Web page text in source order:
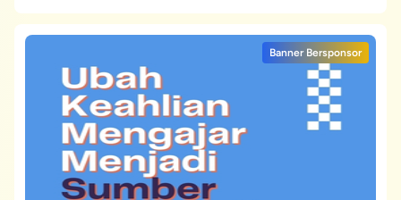
Banner Bersponsor